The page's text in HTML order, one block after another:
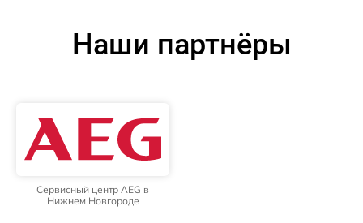
Наши партнёры
Сервисный центр AEG в
Нижнем Новгороде